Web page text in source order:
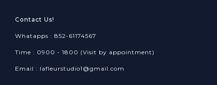
Contact Us!
Whatapps : 852-61174567
Time : 0900 - 1800 (Visit by appointment)
Email : lafleurstudio1@gmail.com